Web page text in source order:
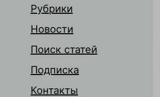
Рубрики
Новости
Поиск статей
Подписка
Контакты